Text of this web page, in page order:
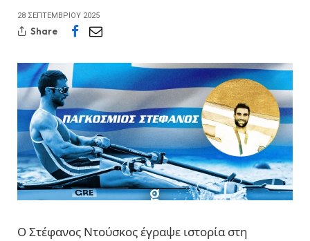
28 ΣΕΠΤΕΜΒΡΊΟΥ 2025
Share
Ο Στέφανος Ντούσκος έγραψε ιστορία στη